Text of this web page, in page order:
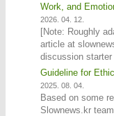
Work, and
2026. 04. 12.
[Note: Roughly
article at
discussion
Guideline for
2025. 08. 04.
Based on some
Slownews.kr